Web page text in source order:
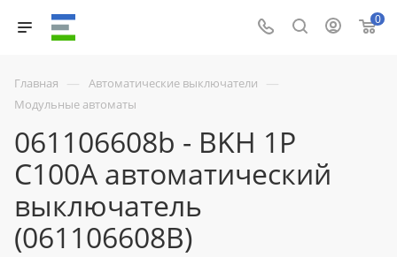
0
Главная — Автоматические выключатели —
Модульные автоматы
061106608b - BKH 1P
C100A автоматический
выключатель
(061106608B)